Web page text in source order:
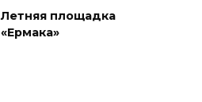
Летняя площадка
«Ермака»